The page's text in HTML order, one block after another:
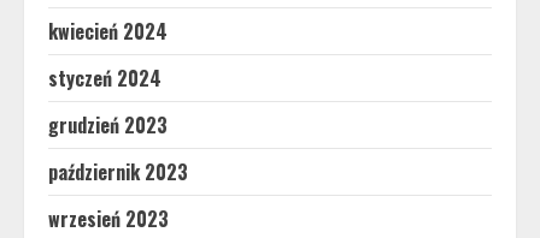
kwiecień 2024
styczeń 2024
grudzień 2023
październik 2023
wrzesień 2023